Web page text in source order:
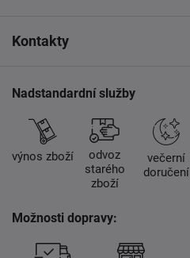
Kontakty
Nadstandardní služby
výnos zboží
odvoz
starého
zboží
večerní
doručení
Možnosti dopravy: